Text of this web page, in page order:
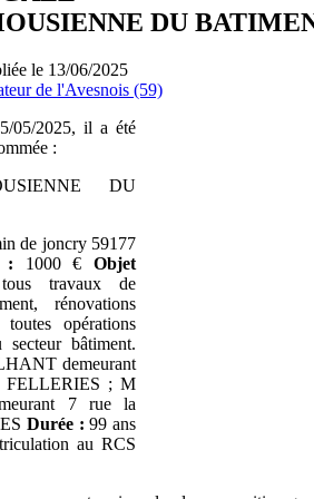
DU
le 13/06/2025
de l'Avesnois (59)
05/2025, il a été
:
DU
de joncry 59177
: 1000 €Objet
travaux de
rénovations
opérations
bâtiment.
demeurant
FELLERIES ; M
7 rue la
Durée : 99 ans
au RCS